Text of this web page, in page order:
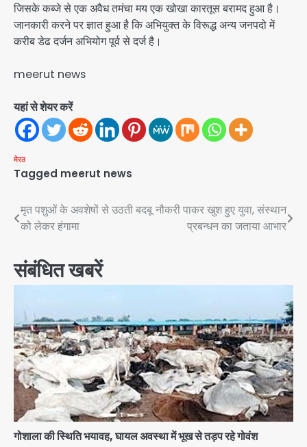
जिसके कब्जे से एक अवैध तमंचा मय एक खोखा कारतूस बरामद हुआ है।
जानकारी करने पर ज्ञात हुआ है कि अभियुक्त के विरूद्ध अन्य जनपदो में
करीब डेढ दर्जन अभियोग पूर्व से दर्ज है।
meerut news
यहां से शेयर करें
मेरठ
Tagged meerut news
Post
navigation
मृत पशुओं के अवशेषों से उठती बदबू
को लेकर हंगामा
नौकरी पाकर खुश हुए युवा, संस्थान
प्रबन्धन का जताया आभार
संबंधित खबरें
गोशाला की स्थिति भयावह, घायल अवस्था में भूख से तड़प रहे गोवंश